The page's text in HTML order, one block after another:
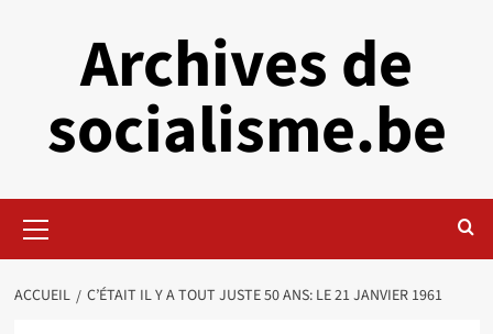
Archives de
socialisme.be
principal
ACCUEIL C’ÉTAIT IL Y A TOUT JUSTE 50 ANS: LE 21 JANVIER 1961